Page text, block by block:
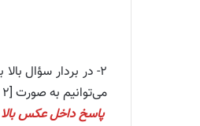
۲- در بردار سؤال بالا برای حرکت از A به B ,
می‌توانیم به صورت [۲ | ۴] نمایش دهیم. مختصات بردارهای دیگر را بنویسید.
پاسخ داخل عکس